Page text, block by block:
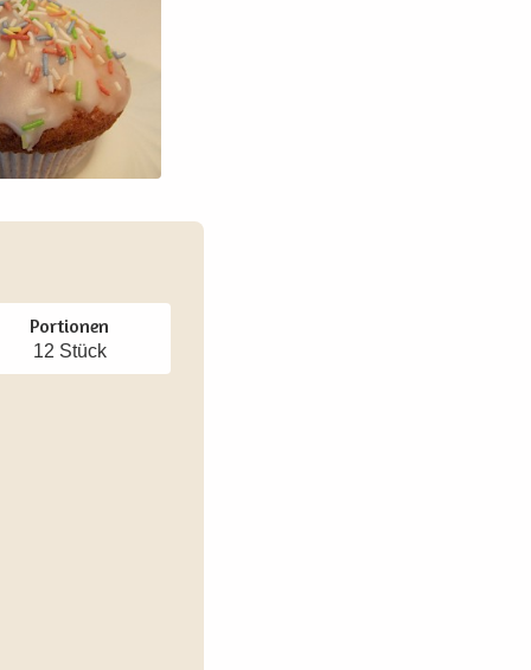
Portionen
12 Stück